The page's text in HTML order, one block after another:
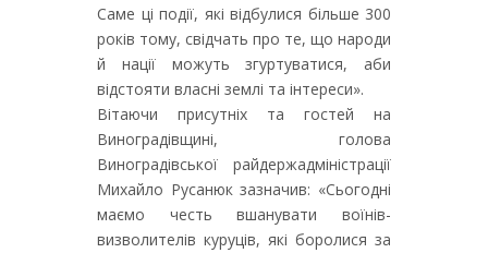
Саме ці події, які відбулися більше 300
років тому, свідчать про те, що народи
й нації можуть згуртуватися, аби
відстояти власні землі та інтереси».
Вітаючи присутніх та гостей на
Виноградівщині, голова
Виноградівської райдержадміністрації
Михайло Русанюк зазначив: «Сьогодні
маємо честь вшанувати воїнів-
визволителів куруців, які боролися за